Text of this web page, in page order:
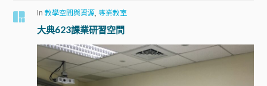
In教學空間與資源,專業教室
大典623課業研習空間